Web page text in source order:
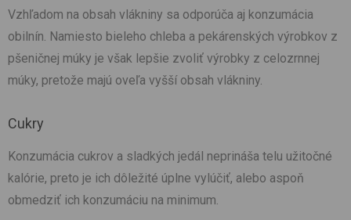
Vzhľadom na obsah vlákniny sa odporúča aj konzumácia
obilnín. Namiesto bieleho chleba a pekárenských výrobkov z
pšeničnej múky je však lepšie zvoliť výrobky z celozrnnej
múky, pretože majú oveľa vyšší obsah vlákniny.
Cukry
Konzumácia cukrov a sladkých jedál neprináša telu užitočné
kalórie, preto je ich dôležité úplne vylúčiť, alebo aspoň
obmedziť ich konzumáciu na minimum.